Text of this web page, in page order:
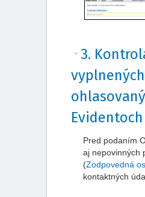
3.
Evidentoch
Pred podaním
aj nepovinných
(Zodpovedná
kontaktných